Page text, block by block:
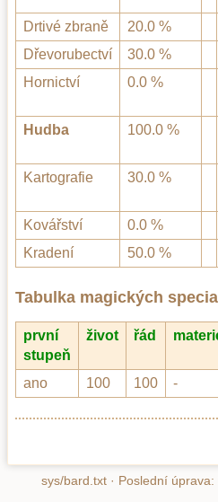
Drtivé zbraně 20.0 %
Dřevorubectví
30.0 %
Hornictví
0.0 %
Hudba 100.0 %
Kartografie 30.0 %
Kovářství 0.0 %
Kradení
50.0 %
Tabulka magických
první
stupeň
život řád
ano 100 100 -
sys/bard.txt · Poslední úprava: